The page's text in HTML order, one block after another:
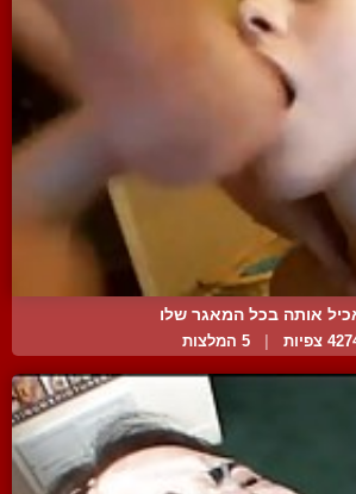
אותה בכל המאגר שלו
צפיות | 5 המלצות